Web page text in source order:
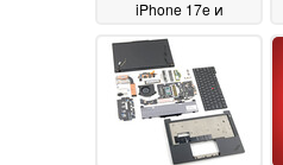
iPhone 17e и
обновление MagSafe
для 16e19 March 2026